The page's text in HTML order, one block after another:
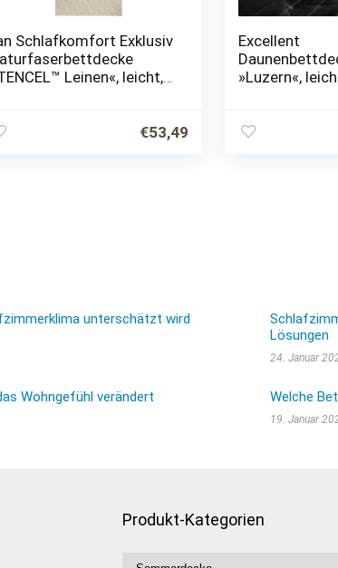
Schlafkomfort Exklusiv
Leinen«, leicht,
100% Baumwolle, (1
€53,49
Excellent
»Luzern«,
unterschätzt wird
Lösungen
24. Januar
Wohngefühl verändert Welche
19. Januar
Produkt-Kategorien